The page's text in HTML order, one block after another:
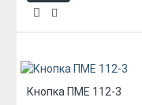
Кнопка ПМЕ 112-3